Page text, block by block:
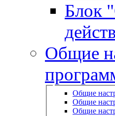
Блок
Общие
Общие
Общие
Общие